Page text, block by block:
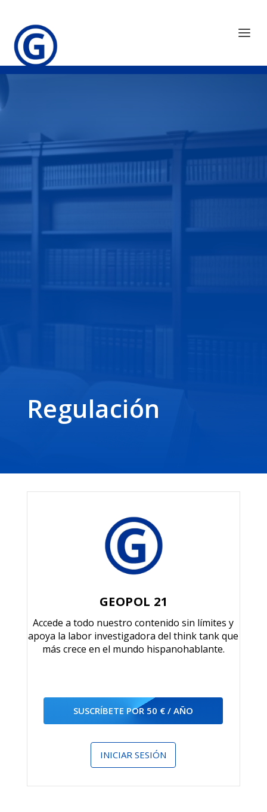
Regulación
GEOPOL 21
Accede a todo nuestro contenido sin límites y
apoya la labor investigadora del think tank que
más crece en el mundo hispanohablante.
SUSCRÍBETE POR 50 € / AÑO
INICIAR SESIÓN